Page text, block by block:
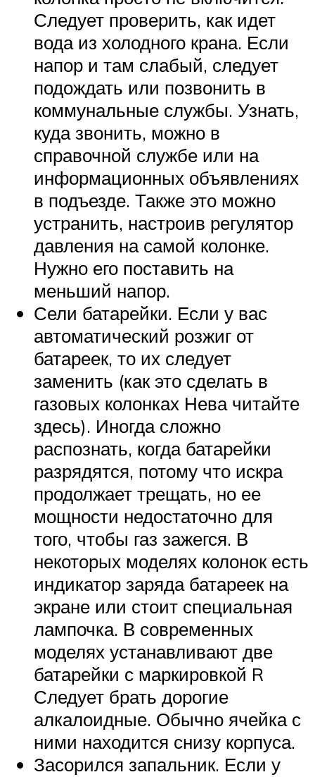
Следует проверить, как идет
вода из холодного крана. Если
напор и там слабый, следует
подождать или позвонить в
коммунальные службы. Узнать,
куда звонить, можно в
справочной службе или на
информационных объявлениях
в подъезде. Также это можно
устранить, настроив регулятор
давления на самой колонке.
Нужно его поставить на
меньший напор.
Сели батарейки. Если у вас
автоматический розжиг от
батареек, то их следует
заменить (как это сделать в
газовых колонках Нева читайте
здесь). Иногда сложно
распознать, когда батарейки
разрядятся, потому что искра
продолжает трещать, но ее
мощности недостаточно для
того, чтобы газ зажегся. В
некоторых моделях колонок есть
индикатор заряда батареек на
экране или стоит специальная
лампочка. В современных
моделях устанавливают две
батарейки с маркировкой R
Следует брать дорогие
алкалоидные. Обычно ячейка с
ними находится снизу корпуса.
Засорился запальник. Если у